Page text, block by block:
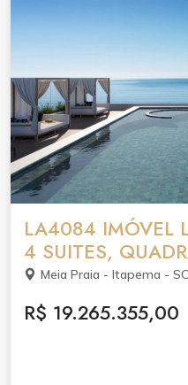
LA4084 IMÓVEL
4 SUITES,
Meia Praia - Itapema - SC
R$ 19.265.355,00